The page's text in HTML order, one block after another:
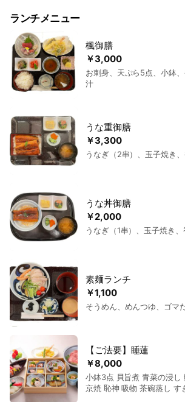
できます。
ランチタイムにも「楓」のこだわりを感じ
各種メニューをご用意しております。一息
方とのランチに、是非、日本料理「楓」へ
待ちしております。
ランチメニュー
￥3,000
楓御膳
お刺身、天ぷら5点、小鉢
汁
￥3,300
うな重御膳
うなぎ（2串）、玉子焼き
￥2,000
うな丼御膳
うなぎ（1串）、玉子焼き
￥1,100
素麺ランチ
そうめん、めんつゆ、ゴマ
￥8,000
【ご法要】睡蓮
小鉢3点 貝旨煮 青菜の浸し
京焼 恥神 吸物 茶碗蒸し す